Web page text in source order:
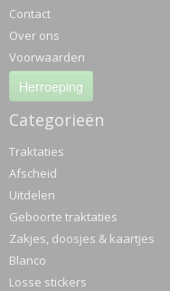
Contact
Over ons
Voorwaarden
Herroeping
Categorieën
Traktaties
Afscheid
Uitdelen
Geboorte traktaties
Zakjes, doosjes & kaartjes
Blanco
Losse stickers